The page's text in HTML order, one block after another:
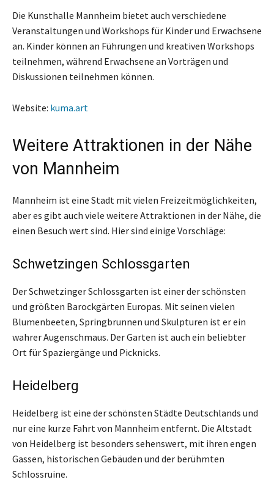
Die Kunsthalle Mannheim bietet auch verschiedene
Veranstaltungen und Workshops für Kinder und Erwachsene
an. Kinder können an Führungen und kreativen Workshops
teilnehmen, während Erwachsene an Vorträgen und
Diskussionen teilnehmen können.
Website: kuma.art
Weitere Attraktionen in der Nähe
von Mannheim
Mannheim ist eine Stadt mit vielen Freizeitmöglichkeiten,
aber es gibt auch viele weitere Attraktionen in der Nähe, die
einen Besuch wert sind. Hier sind einige Vorschläge:
Schwetzingen Schlossgarten
Der Schwetzinger Schlossgarten ist einer der schönsten
und größten Barockgärten Europas. Mit seinen vielen
Blumenbeeten, Springbrunnen und Skulpturen ist er ein
wahrer Augenschmaus. Der Garten ist auch ein beliebter
Ort für Spaziergänge und Picknicks.
Heidelberg
Heidelberg ist eine der schönsten Städte Deutschlands und
nur eine kurze Fahrt von Mannheim entfernt. Die Altstadt
von Heidelberg ist besonders sehenswert, mit ihren engen
Gassen, historischen Gebäuden und der berühmten
Schlossruine.